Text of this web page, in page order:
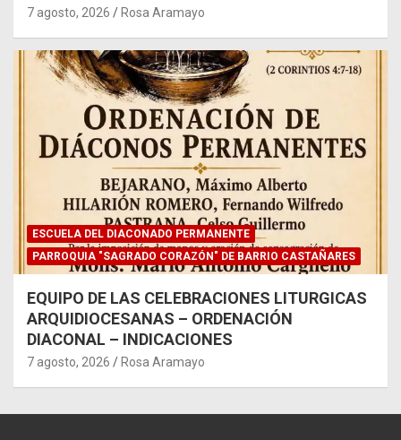
7 agosto, 2026 Rosa Aramayo
ESCUELA DEL DIACONADO PERMANENTE
PARROQUIA "SAGRADO CORAZÓN" DE BARRIO CASTAÑARES
EQUIPO DE LAS CELEBRACIONES LITURGICAS
ARQUIDIOCESANAS – ORDENACIÓN
DIACONAL – INDICACIONES
7 agosto, 2026 Rosa Aramayo